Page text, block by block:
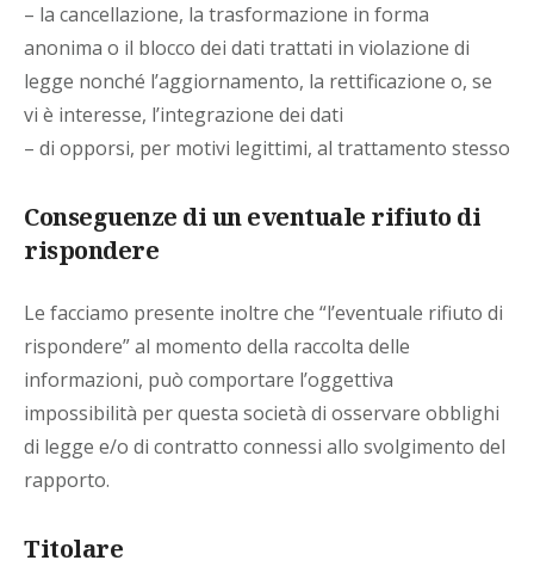
– la cancellazione, la trasformazione in forma
anonima o il blocco dei dati trattati in violazione di
legge nonché l’aggiornamento, la rettificazione o, se
vi è interesse, l’integrazione dei dati
– di opporsi, per motivi legittimi, al trattamento stesso
Conseguenze di un eventuale rifiuto di
rispondere
Le facciamo presente inoltre che “l’eventuale rifiuto di
rispondere” al momento della raccolta delle
informazioni, può comportare l’oggettiva
impossibilità per questa società di osservare obblighi
di legge e/o di contratto connessi allo svolgimento del
rapporto.
Titolare